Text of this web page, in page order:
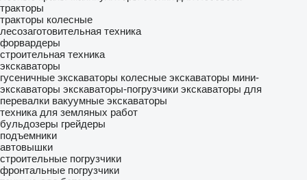
тракторы
тракторы колесные
лесозаготовительная техника
форвардеры
строительная техника
экскаваторы
гусеничные экскаваторы колесные экскаваторы мини-
экскаваторы экскаваторы-погрузчики экскаваторы для
перевалки вакуумные экскаваторы
техника для земляных работ
бульдозеры грейдеры
подъемники
автовышки
строительные погрузчики
фронтальные погрузчики